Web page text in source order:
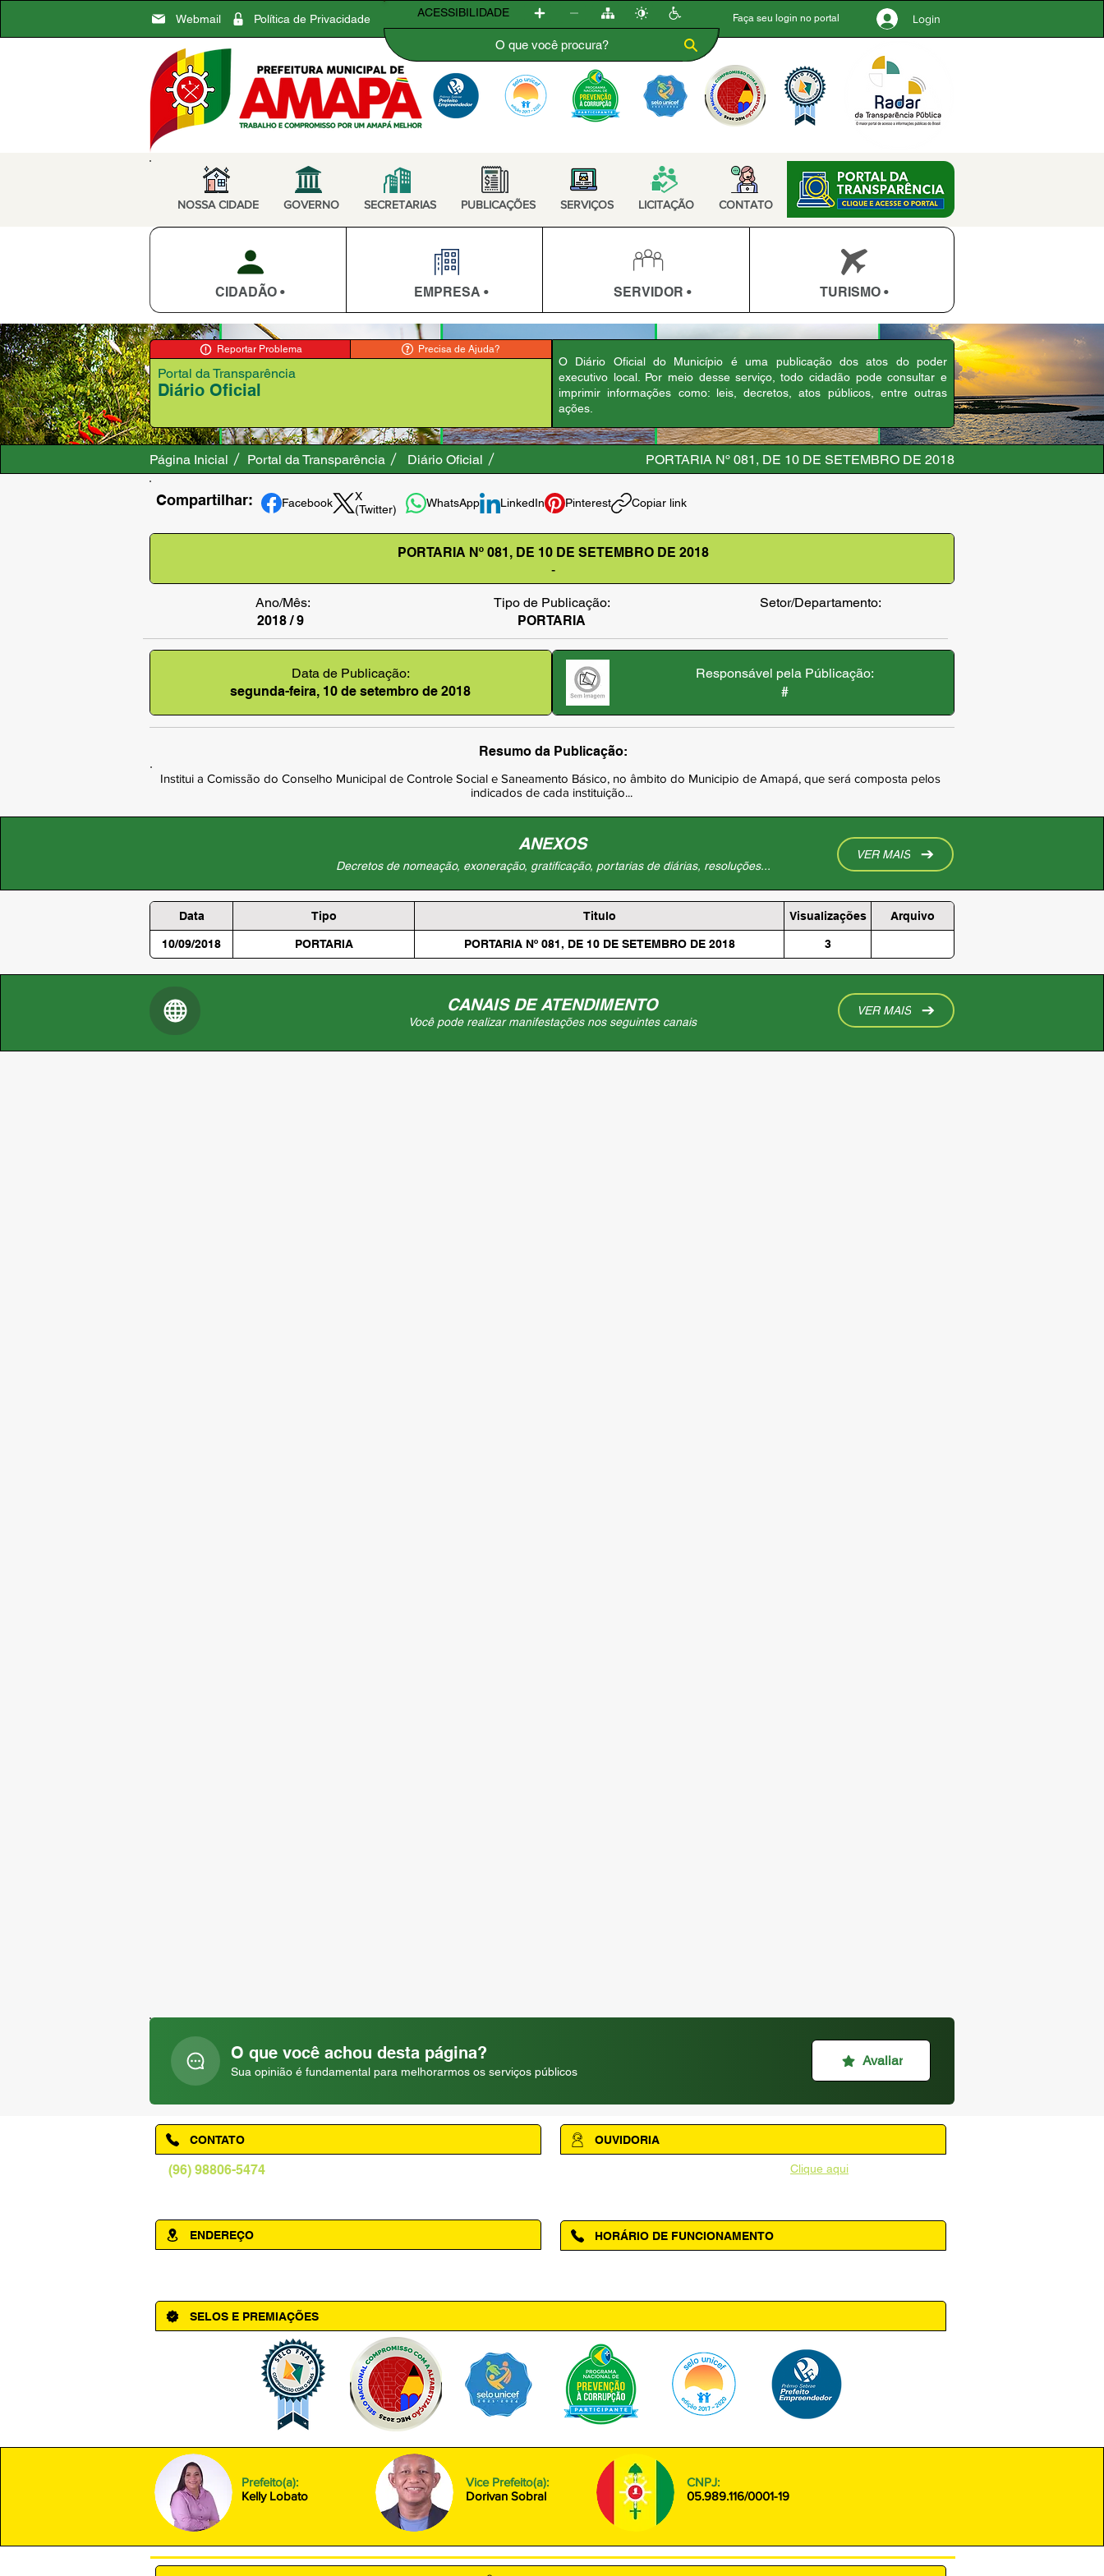
Webmail Política de Privacidade Faça seu login no portal Login
ACESSIBILIDADE
NOSSA CIDADE GOVERNO SECRETARIAS PUBLICAÇÕES SERVIÇOS LICITAÇÃO CONTATO
CIDADÃO • EMPRESA • SERVIDOR • TURISMO •
Reportar Problema Precisa de Ajuda?
Diário Oficial
Portal da Transparência
O Diário Oficial do Município é uma publicação dos atos do poder
executivo local. Por meio desse serviço, todo cidadão pode consultar e
imprimir informações como: leis, decretos, atos públicos, entre outras
ações.
Página Inicial Portal da Transparência Diário Oficial PORTARIA Nº 081, DE 10 DE SETEMBRO DE 2018
Compartilhar: Facebook
X
(Twitter)
WhatsApp LinkedIn Pinterest Copiar link
PORTARIA Nº 081, DE 10 DE SETEMBRO DE 2018
-
Ano/Mês:
2018 / 9
Tipo de Publicação:
PORTARIA
Setor/Departamento:
Data de Publicação:
segunda-feira, 10 de setembro de 2018
Responsável pela Públicação:
#
Resumo da Publicação:
Institui a Comissão do Conselho Municipal de Controle Social e Saneamento Básico, no âmbito do Municipio de Amapá, que será composta pelos
indicados de cada instituição...
ANEXOS
Decretos de nomeação, exoneração, gratificação, portarias de diárias, resoluções...
VER MAIS
Data Tipo Titulo Visualizações Arquivo
10/09/2018 PORTARIA PORTARIA Nº 081, DE 10 DE SETEMBRO DE 2018 3
CANAIS DE ATENDIMENTO
Você pode realizar manifestações nos seguintes canais
VER MAIS
O que você achou desta página?
Sua opinião é fundamental para melhorarmos os serviços públicos
Avaliar
(96) 98806-5474
CONTATO
ENDEREÇO
Clique aqui
OUVIDORIA
HORÁRIO DE FUNCIONAMENTO
SELOS E PREMIAÇÕES
Prefeito(a):
Kelly Lobato
Vice Prefeito(a):
Dorivan Sobral
CNPJ:
05.989.116/0001-19